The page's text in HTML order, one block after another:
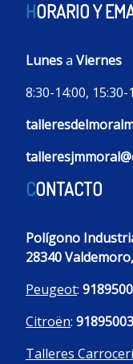
HORARIO Y
Lunesa Viernes
8:30-14:00, 15:30-
CONTACTO
Polígono
28340
Peugeot:
Citroën:
Talleres